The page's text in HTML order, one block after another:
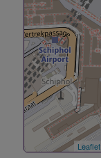
Leaflet